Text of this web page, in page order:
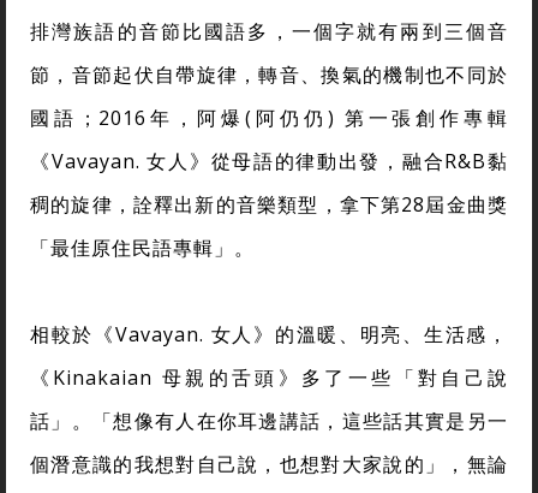
排灣族語的音節比國語多，一個字就有兩到三個音
節，音節起伏自帶旋律，轉音、換氣的機制也不同於
國語；2016年，阿爆(阿仍仍) 第一張創作專輯
《Vavayan. 女人》從母語的律動出發，融合R&B黏
稠的旋律，詮釋出新的音樂類型，拿下第28屆金曲獎
「最佳原住民語專輯」。
相較於《Vavayan. 女人》的溫暖、明亮、生活感，
《Kinakaian 母親的舌頭》多了一些「對自己說
話」。「想像有人在你耳邊講話，這些話其實是另一
個潛意識的我想對自己說，也想對大家說的」，無論